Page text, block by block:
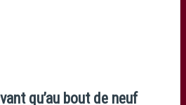
qu’au bout de neuf